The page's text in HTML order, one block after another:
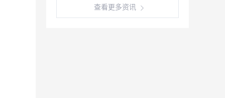
查看更多资讯